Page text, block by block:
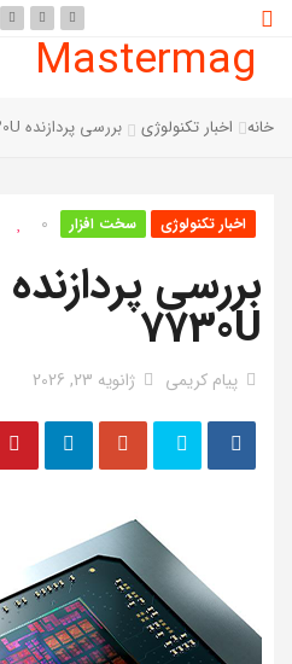
Mastermag
خانه اخبار تکنولوژی بررسی پردازنده Ryzen 7 7730U
اخبار تکنولوژی سخت افزار 0
7730U
پیام کریمی ژانویه 23, 2026